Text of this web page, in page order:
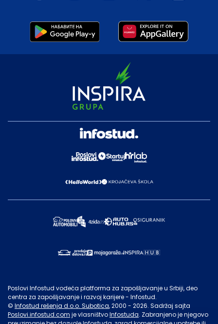
Poslovi Infostud vodeća platforma za zapošljavanje u Srbiji, deo
centra za zapošljavanje i razvoj karijere - Infostud.
© Infostud rešenja d.o.o. Subotica, 2000 - 2026. Sadržaj sajta
Poslovi.infostud.com je vlasništvoInfostuda. Zabranjeno je njegovo